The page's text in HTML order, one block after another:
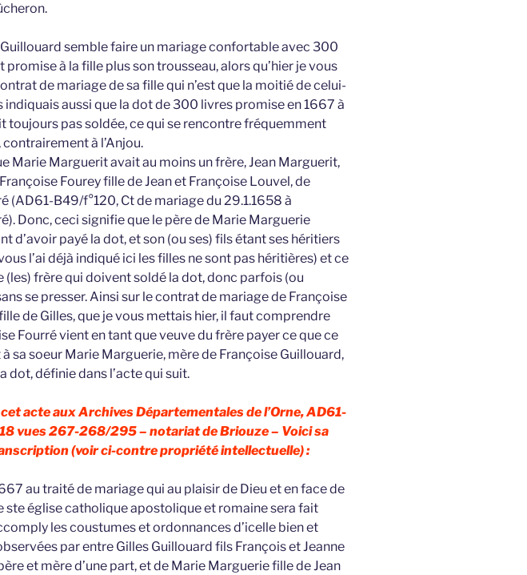
Guillouard semble faire un mariage confortable avec 300
promise à la fille plus son trousseau, alors qu’hier je vous
de mariage de sa fille qui n’est que la moitié de celui-
indiquais aussi que la dot de 300 livres promise en 1667 à
toujours pas soldée, ce qui se rencontre fréquemment
contrairement à l’Anjou.
Marie Marguerit avait au moins un frère, Jean Marguerit,
Fourey fille de Jean et Françoise Louvel, de
(AD61-B49/f°120, Ct de mariage du 29.1.1658 à
Donc, ceci signifie que le père de Marie Marguerie
d’avoir payé la dot, et son (ou ses) fils étant ses héritiers
l’ai déjà indiqué ici les filles ne sont pas héritières) et ce
(les) frère qui doivent soldé la dot, donc parfois (ou
se presser. Ainsi sur le contrat de mariage de Françoise
de Gilles, que je vous mettais hier, il faut comprendre
Fourré vient en tant que veuve du frère payer ce que ce
sa soeur Marie Marguerie, mère de Françoise Guillouard,
dot, définie dans l’acte qui suit.
cet acte aux Archives Départementales de l’Orne, AD61-
vues 267-268/295 – notariat de Briouze – Voici sa
(voir ci-contre propriété intellectuelle) :
au traité de mariage qui au plaisir de Dieu et en face de
ste église catholique apostolique et romaine sera fait
les coustumes et ordonnances d’icelle bien et
par entre Gilles Guillouard fils François et Jeanne
et mère d’une part, et de Marie Marguerie fille de Jean